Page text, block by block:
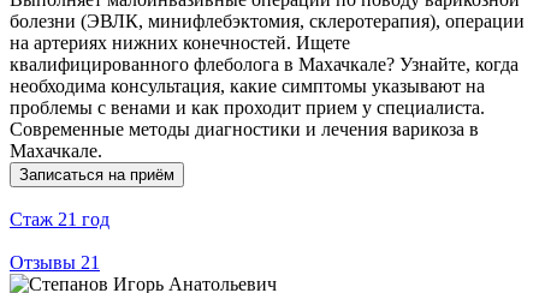
болезни (ЭВЛК, минифлебэктомия, склеротерапия), операции
на артериях нижних конечностей. Ищете
квалифицированного флеболога в Махачкале? Узнайте, когда
необходима консультация, какие симптомы указывают на
проблемы с венами и как проходит прием у специалиста.
Современные методы диагностики и лечения варикоза в
Махачкале.
Записаться на приём
Стаж 21 год
Отзывы 21